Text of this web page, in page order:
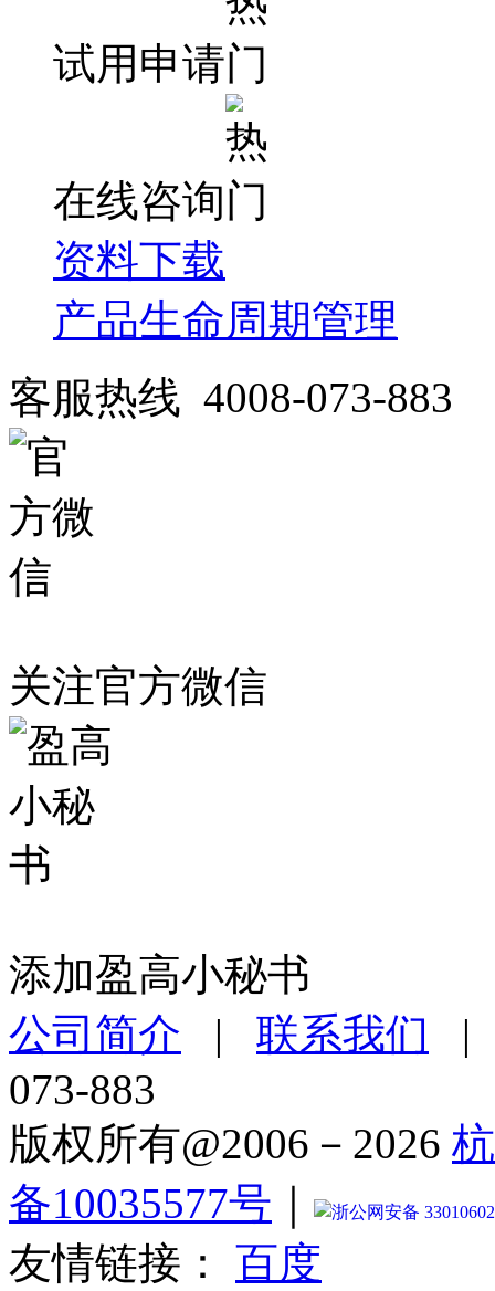
试用申请
在线咨询
资料下载
产品生命周期管理
客服热线 4008-073-883
关注官方微信
添加盈高小秘书
公司简介 | 联系我们
073-883
版权所有@2006－2026
备10035577号
浙公网安备
友情链接： 百度